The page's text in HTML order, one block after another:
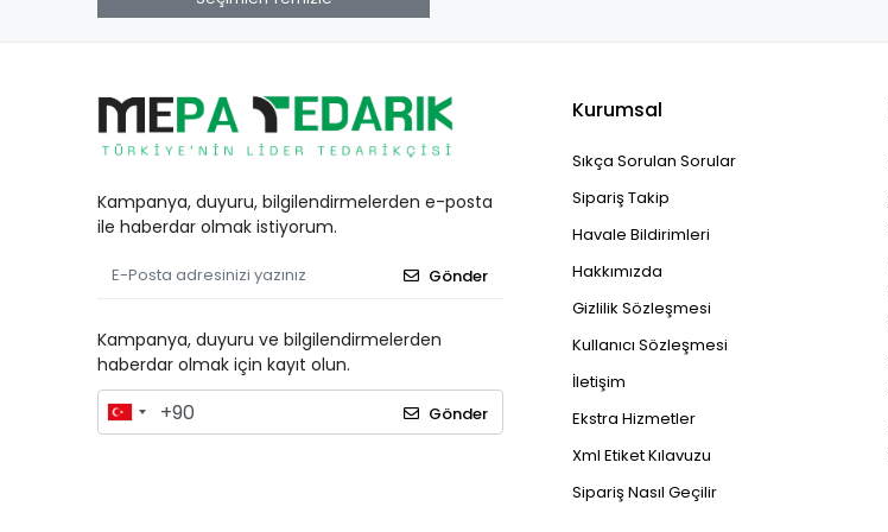
Kasalar
Kerpetenler
Lokma Takımları
Matkap Uçları
Maymuncuk
Pas Sökücü
Pürmüz
Silikon
Kampanya, duyuru, bilgilendirmelerden e-posta
ile haberdar olmak istiyorum.
Gönder
Kampanya, duyuru ve bilgilendirmelerden
haberdar olmak için kayıt olun.
Gönder
Kurumsal
Sıkça Sorulan Sorular
Sipariş Takip
Havale Bildirimleri
Hakkımızda
Gizlilik Sözleşmesi
Kullanıcı Sözleşmesi
İletişim
Ekstra Hizmetler
Xml Etiket Kılavuzu
Sipariş Nasıl Geçilir